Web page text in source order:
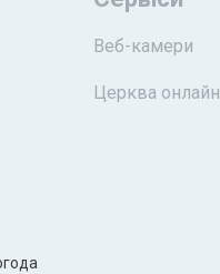
Веб-камери
Церква онлайн